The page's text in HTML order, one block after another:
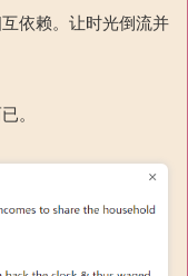
依赖。让时光倒流并
。